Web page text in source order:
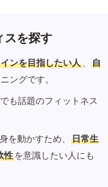
スを探す
ンを目指したい人 、
自
ングです。
も話題のフィットネス
を動かすため、
日常生
性 を意識したい人にも